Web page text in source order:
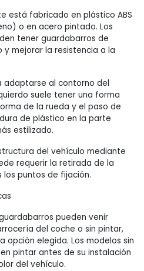
está fabricado en plástico ABS
o en acero pintado. Los
tener guardabarros de
mejorar la resistencia a la
adaptarse al contorno del
suele tener una forma
de la rueda y el paso de
de plástico en la parte
estilizado.
del vehículo mediante
requerir la retirada de la
puntos de fijación.
pueden venir
del coche o sin pintar,
opción elegida. Los modelos sin
pintar antes de su instalación
del vehículo.